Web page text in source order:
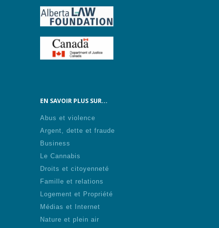
EN SAVOIR PLUS SUR...
Abus et violence
Argent, dette et fraude
Business
Le Cannabis
Droits et citoyenneté
Famille et relations
Logement et Propriété
Médias et Internet
Nature et plein air